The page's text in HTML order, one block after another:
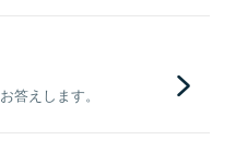
答えします。